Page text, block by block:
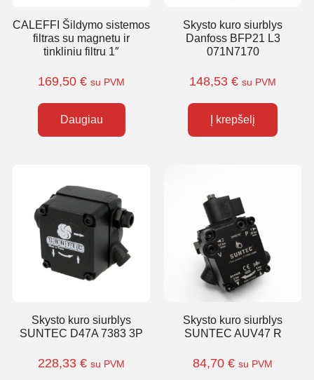
CALEFFI Šildymo sistemos
filtras su magnetu ir
tinkliniu filtru 1″
169,50 € su PVM
Daugiau
Skysto kuro siurblys
Danfoss BFP21 L3
071N7170
148,53 € su PVM
Į krepšelį
Skysto kuro siurblys
SUNTEC D47A 7383 3P
228,33 € su PVM
Skysto kuro siurblys
SUNTEC AUV47 R
84,70 € su PVM